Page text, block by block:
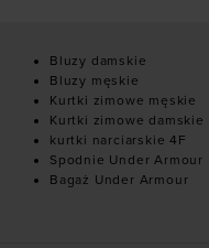
Bluzy damskie
Bluzy męskie
Kurtki zimowe męskie
Kurtki zimowe damskie
kurtki narciarskie 4F
Spodnie Under Armour
Bagaż Under Armour